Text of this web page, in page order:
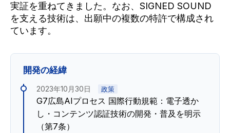
実証を重ねてきました。なお、SIGNED SOUND
を支える技術は、出願中の複数の特許で構成され
ています。
開発の経緯
2023年10月30日 政策
G7広島AIプロセス 国際行動規範：電子透か
し・コンテンツ認証技術の開発・普及を明示
（第7条）